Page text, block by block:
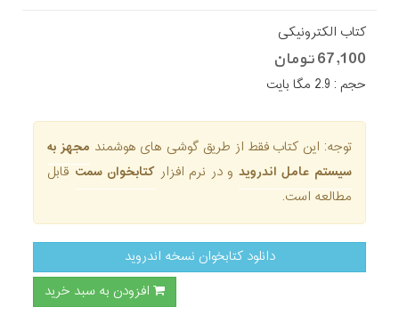
کتاب الکترونیکی
67,100 تومان
حجم : 2.9 مگا بایت
توجه: این کتاب فقط از طریق گوشی های هوشمند مجهز به
سیستم عامل اندروید و در نرم افزار کتابخوان سمتقابل
مطالعه است.
دانلود کتابخوان نسخه اندروید
افزودن به سبد خرید